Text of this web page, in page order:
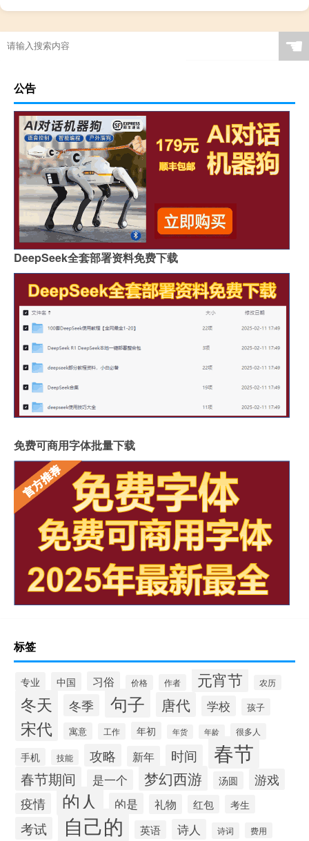
☚
公告
DeepSeek全套部署资料免费下载
免费可商用字体批量下载
标签
专业 中国 习俗 价格 作者 元宵节 农历
冬天 冬季 句子 唐代 学校 孩子
宋代 寓意 工作 年初 年货 年龄 很多人
手机 技能 攻略 新年 时间 春节
春节期间 是一个 梦幻西游 汤圆
游戏
疫情
的人 的是 礼物 红包 考生
考试 自己的 英语 诗人 诗词 费用